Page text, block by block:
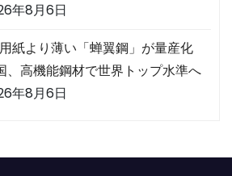
年8月6日
紙より薄い「蝉翼鋼」が量産化
、高機能鋼材で世界トップ水準へ
年8月6日